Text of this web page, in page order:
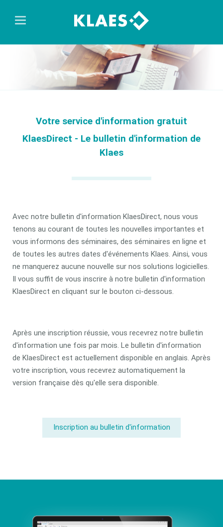
Votre service d'information gratuit
KlaesDirect - Le bulletin d'information de
Klaes
Avec notre bulletin d'information KlaesDirect, nous vous
tenons au courant de toutes les nouvelles importantes et
vous informons des séminaires, des séminaires en ligne et
de toutes les autres dates d'événements Klaes. Ainsi, vous
ne manquerez aucune nouvelle sur nos solutions logicielles.
Il vous suffit de vous inscrire à notre bulletin d'information
KlaesDirect en cliquant sur le bouton ci-dessous.
Après une inscription réussie, vous recevrez notre bulletin
d'information une fois par mois. Le bulletin d'information
de KlaesDirect est actuellement disponible en anglais. Après
votre inscription, vous recevrez automatiquement la
version française dès qu'elle sera disponible.
Inscription au bulletin d'information